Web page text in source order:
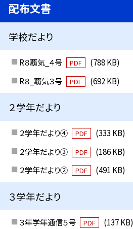
配布文書
学校だより
R８覇気_４号 PDF
(788 KB)
R８_覇気３号
PDF (692 KB)
２学年だより
２学年だより④ PDF
(333 KB)
２学年だより③
PDF
(186 KB)
２学年だより②
PDF (491 KB)
３学年だより
３年学年通信５号 PDF
(137 KB)